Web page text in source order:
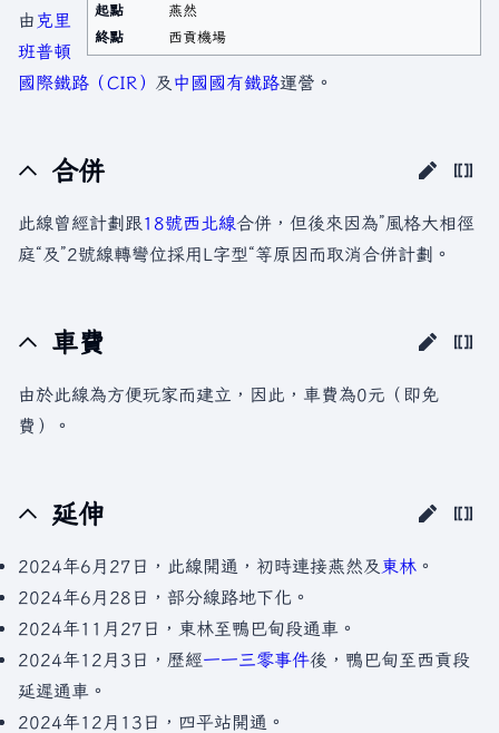
起點
燕然
終點
西貢機場
由 克里
班普頓
國際鐵路（CIR） 及 中國國有鐵路運營。
合併
此線曾經計劃跟18號西北線合併，但後來因為”風格大相徑
庭“及”2號線轉彎位採用L字型“等原因而取消合併計劃。
車費
由於此線為方便玩家而建立，因此，車費為0元（即免
費）。
延伸
2024年6月27日，此線開通，初時連接燕然及 東林 。
2024年6月28日，部分線路地下化。
2024年11月27日，東林至鴨巴甸段通車。
2024年12月3日，歷經一一三零事件後，鴨巴甸至西貢段
延遲通車。
2024年12月13日，四平站開通。